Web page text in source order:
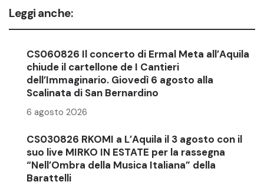
Leggi anche:
CS060826 Il concerto di Ermal Meta all’Aquila
chiude il cartellone de I Cantieri
dell’Immaginario. Giovedì 6 agosto alla
Scalinata di San Bernardino
6 agosto 2026
CS030826 RKOMI a L’Aquila il 3 agosto con il
suo live MIRKO IN ESTATE per la rassegna
“Nell’Ombra della Musica Italiana” della
Barattelli